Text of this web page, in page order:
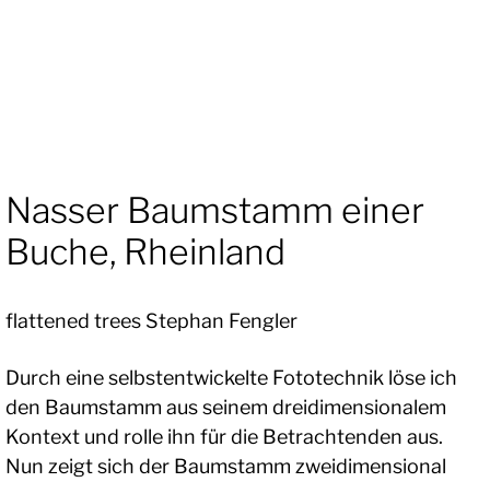
Nasser Baumstamm einer
Buche, Rheinland
flattened trees Stephan Fengler
Durch eine selbstentwickelte Fototechnik löse ich
den Baumstamm aus seinem dreidimensionalem
Kontext und rolle ihn für die Betrachtenden aus.
Nun zeigt sich der Baumstamm zweidimensional